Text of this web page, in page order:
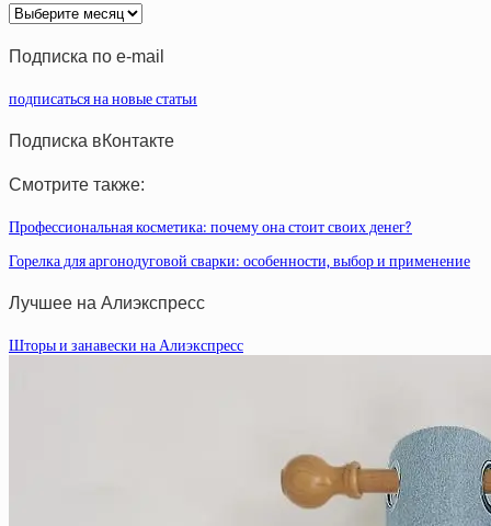
Архив
статей
Подписка по e-mail
подписаться на новые статьи
Подписка вКонтакте
Смотрите также:
Профессиональная косметика: почему она стоит своих денег?
Горелка для аргонодуговой сварки: особенности, выбор и применение
Лучшее на Алиэкспресс
Шторы и занавески на Алиэкспресс